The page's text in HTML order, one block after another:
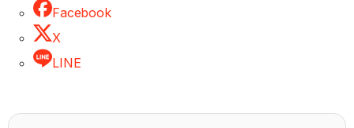
Facebook
X
LINE